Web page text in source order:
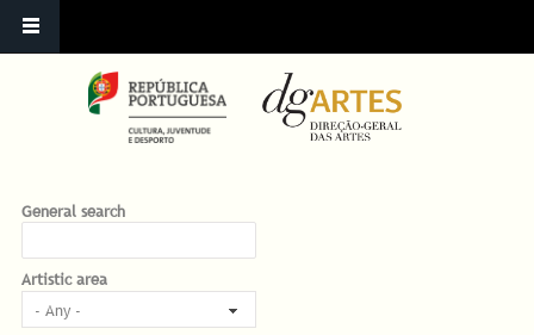
General search
Artistic area